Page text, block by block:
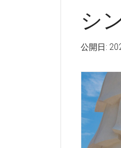
シ
公開日: